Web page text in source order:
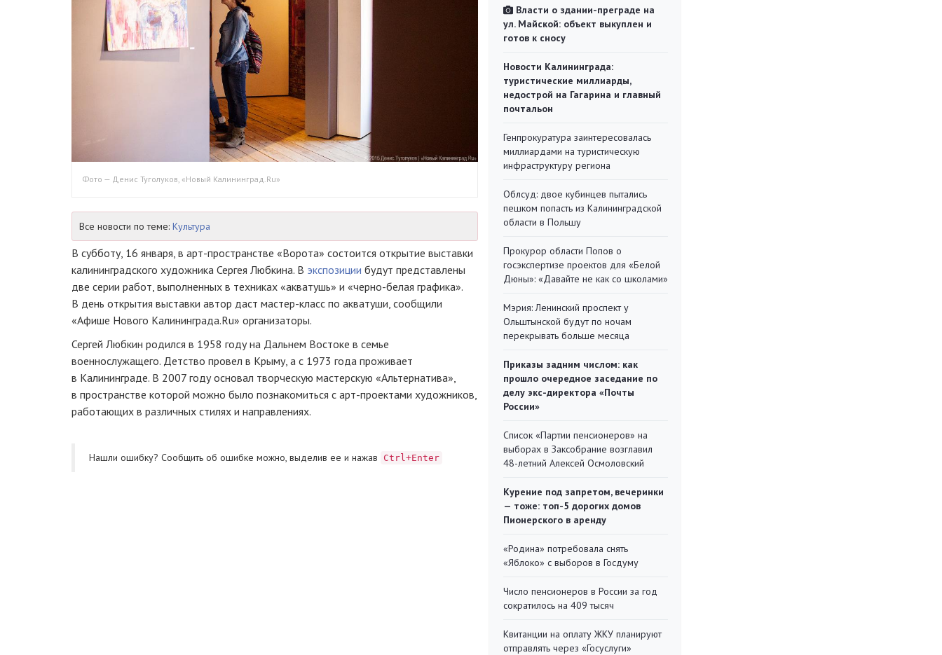
Фото — Денис Туголуков, «Новый Калининград.Ru»
Все новости по теме: Культура
В субботу, 16 января, в арт-пространстве «Ворота» состоится открытие выставки
калининградского художника Сергея Любкина. В экспозиции будут представлены
две серии работ, выполненных в техниках «акватушь» и «черно-белая графика».
В день открытия выставки автор даст мастер-класс по акватуши, сообщили
«Афише Нового Калининграда.Ru» организаторы.
Сергей Любкин родился в 1958 году на Дальнем Востоке в семье
военнослужащего. Детство провел в Крыму, а с 1973 года проживает
в Калининграде. В 2007 году основал творческую мастерскую «Альтернатива»,
в пространстве которой можно было познакомиться с арт-проектами художников,
работающих в различных стилях и направлениях.
Нашли ошибку? Cообщить об ошибке можно, выделив ее и нажав Ctrl+Enter
Власти о здании-преграде на
ул. Майской: объект выкуплен и
готов к сносу
Новости Калининграда:
туристические миллиарды,
недострой на Гагарина и главный
почтальон
Генпрокуратура заинтересовалась
миллиардами на туристическую
инфраструктуру региона
Облсуд: двое кубинцев пытались
пешком попасть из Калининградской
области в Польшу
Прокурор области Попов о
госэкспертизе проектов для «Белой
Дюны»: «Давайте не как со школами»
Мэрия: Ленинский проспект у
Ольштынской будут по ночам
перекрывать больше месяца
Приказы задним числом: как
прошло очередное заседание по
делу экс-директора «Почты
России»
Список «Партии пенсионеров» на
выборах в Заксобрание возглавил
48-летний Алексей Осмоловский
Курение под запретом, вечеринки
— тоже: топ-5 дорогих домов
Пионерского в аренду
«Родина» потребовала снять
«Яблоко» с выборов в Госдуму
Число пенсионеров в России за год
сократилось на 409 тысяч
Квитанции на оплату ЖКУ планируют
отправлять через «Госуслуги»